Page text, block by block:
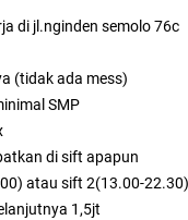
di jl.nginden semolo 76c
(tidak ada mess)
SMP
di sift apapun
atau sift 2(13.00-22.30)
1,5jt